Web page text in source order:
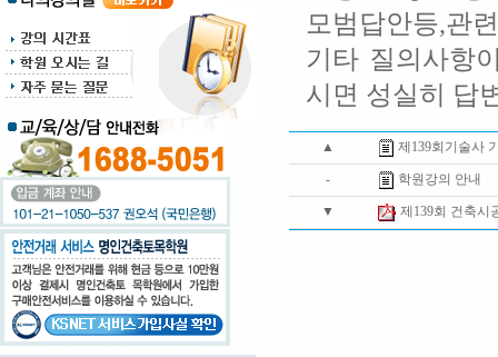
모범답안등,관
기타 질의사항
시면 성실히 답
▲ 제139회기술사
- 학원강의 안내
▼ 제139회 건축시